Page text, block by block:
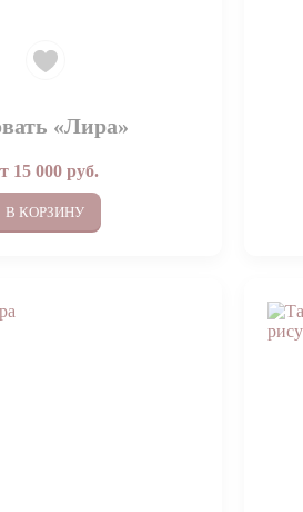
«Лира»
15 000 руб.
В КОРЗИНУ